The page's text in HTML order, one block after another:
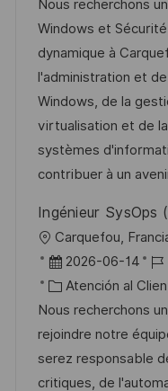
n
a
c
i
ó
n
h
a
d
e
p
u
b
i
c
a
c
i
ó
n
e
e
m
p
l
e
o
t
e
g
o
r
í
a
Nous recherchons
Windows et
dynamique à
l'administration et
Windows, de la
virtualisation et de
systèmes
contribuer à un
Ingénieur SysOps
U
b
c
a
c
i
Carquefou,
F
e
c
h
a
d
2026-06-14
I
D
d
e
e
m
C
a
t
e
g
Atención al
Nous recherchons
rejoindre notre
serez responsable
critiques, de